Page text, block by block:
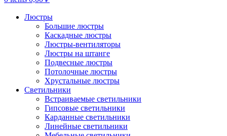
Люстры
Большие люстры
Каскадные люстры
Люстры-вентиляторы
Люстры на штанге
Подвесные люстры
Потолочные люстры
Хрустальные люстры
Светильники
Встраиваемые светильники
Гипсовые светильники
Карданные светильники
Линейные светильники